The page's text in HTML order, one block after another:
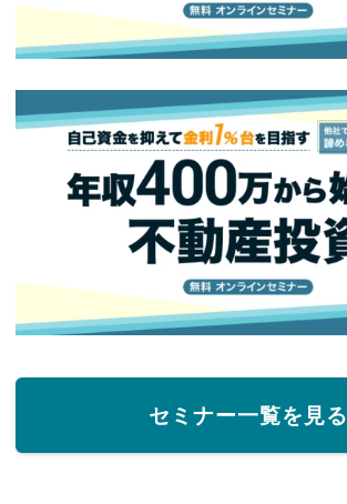
セミナー一覧を見る